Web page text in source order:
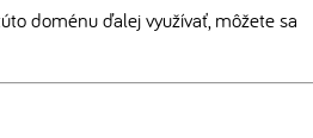
doménu ďalej využívať, môžete sa